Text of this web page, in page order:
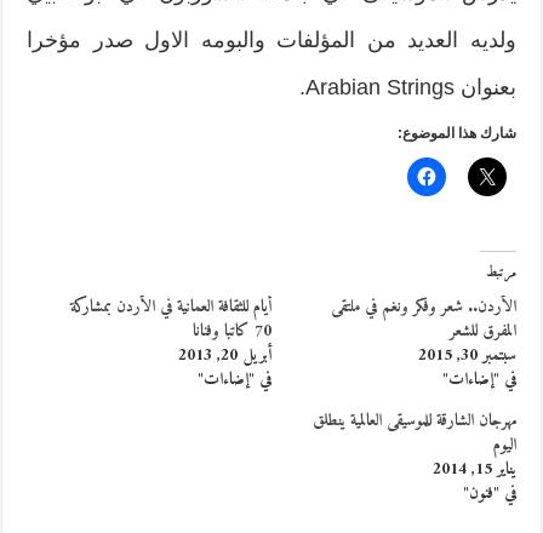
ولديه العديد من المؤلفات والبومه الاول صدر مؤخرا
بعنوان Arabian Strings.
شارك هذا الموضوع:
مرتبط
الأردن.. شعر وفكر ونغم في ملتقى
المفرق للشعر
سبتمبر 30, 2015
في "إضاءات"
أيام للثقافة العمانية في الأردن بمشاركة
70 كاتبا وفنانا
أبريل 20, 2013
في "إضاءات"
مهرجان الشارقة للموسيقى العالمية ينطلق
اليوم
يناير 15, 2014
في "فنون"